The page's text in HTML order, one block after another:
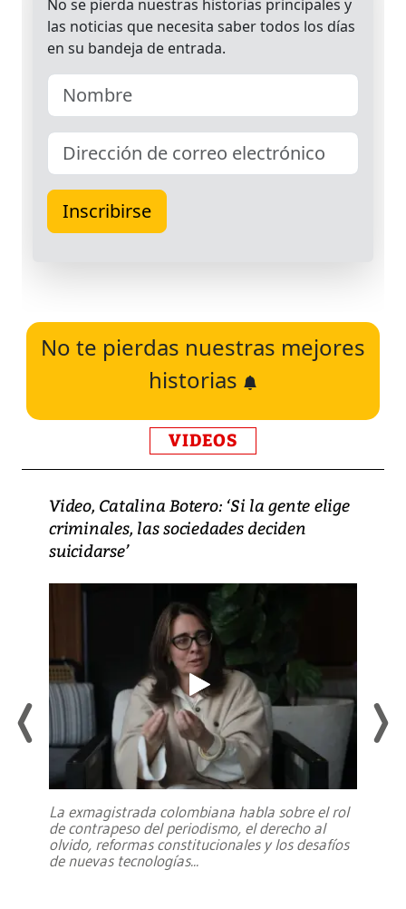
No te pierdas nuestras mejores
historias
VIDEOS
Video, Catalina Botero: ‘Si la gente elige
criminales, las sociedades deciden
suicidarse’
La exmagistrada colombiana habla sobre el rol
de contrapeso del periodismo, el derecho al
olvido, reformas constitucionales y los desafíos
de nuevas tecnologías...